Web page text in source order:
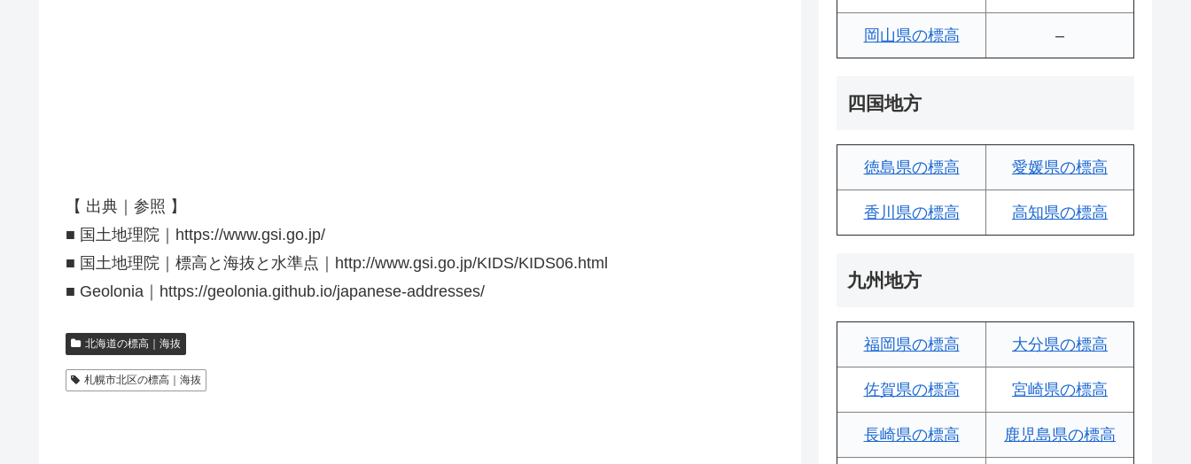
【 出典｜参照 】
■ 国土地理院｜https://www.gsi.go.jp/
■ 国土地理院｜標高と海抜と水準点｜http://www.gsi.go.jp/KIDS/KIDS06.html
■ Geolonia｜https://geolonia.github.io/japanese-addresses/
北海道の標高｜海抜
札幌市北区の標高｜海抜
岡山県の標高 –
四国地方
徳島県の標高 愛媛県の標高
香川県の標高 高知県の標高
九州地方
福岡県の標高 大分県の標高
佐賀県の標高 宮崎県の標高
長崎県の標高 鹿児島県の標高